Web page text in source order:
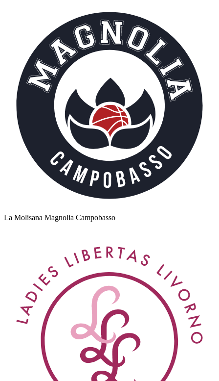
La Molisana Magnolia Campobasso